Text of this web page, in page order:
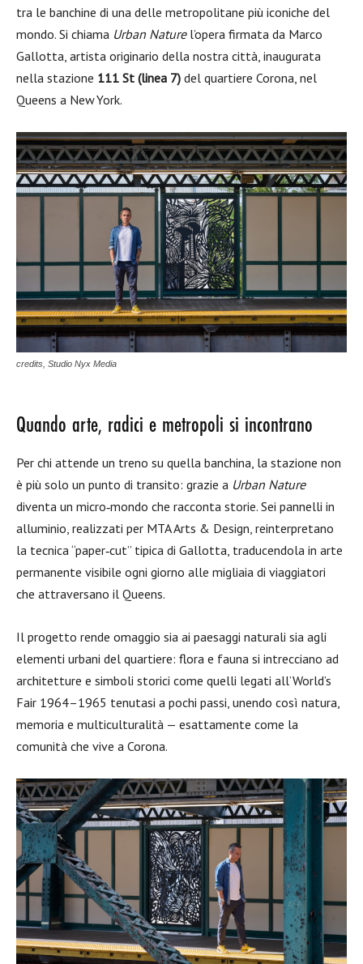
tra le banchine di una delle metropolitane più iconiche del
mondo. Si chiama Urban Naturel’opera firmata da Marco
Gallotta, artista originario della nostra città, inaugurata
nella stazione 111 St (linea 7) del quartiere Corona, nel
Queens a New York.
credits, Studio Nyx Media
Quando arte, radici e metropoli si incontrano
Per chi attende un treno su quella banchina, la stazione non
è più solo un punto di transito: grazie a Urban Nature
diventa un micro‑mondo che racconta storie. Sei pannelli in
alluminio, realizzati per MTA Arts & Design, reinterpretano
la tecnica “paper‑cut” tipica di Gallotta, traducendola in arte
permanente visibile ogni giorno alle migliaia di viaggiatori
che attraversano il Queens.
Il progetto rende omaggio sia ai paesaggi naturali sia agli
elementi urbani del quartiere: flora e fauna si intrecciano ad
architetture e simboli storici come quelli legati all’World’s
Fair 1964–1965 tenutasi a pochi passi, unendo così natura,
memoria e multiculturalità — esattamente come la
comunità che vive a Corona.